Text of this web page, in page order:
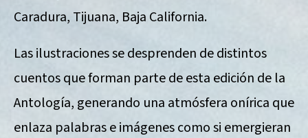
Caradura, Tijuana, Baja California.
Las ilustraciones se desprenden de distintos
cuentos que forman parte de esta edición de la
Antología, generando una atmósfera onírica que
enlaza palabras e imágenes como si emergieran